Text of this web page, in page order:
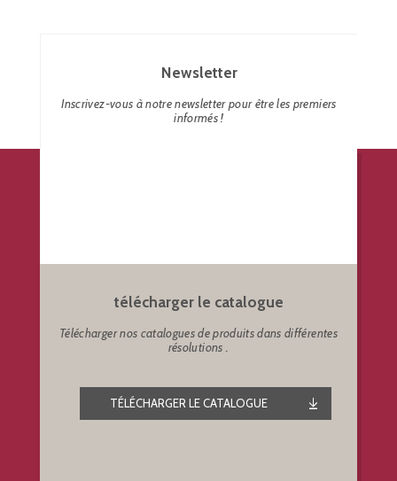
Newsletter
Inscrivez-vous à notre newsletter pour être les premiers
informés !
télécharger le catalogue
Télécharger nos catalogues de produits dans différentes
résolutions .
TÉLÉCHARGER LE CATALOGUE